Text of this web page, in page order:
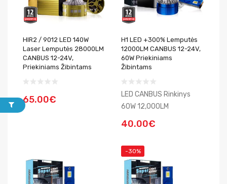
HIR2 / 9012 LED 140W
Laser Lemputės 28000LM
CANBUS 12-24V,
Priekiniams Žibintams
65.00€
H1 LED +300% Lemputės
12000LM CANBUS 12-24V,
60W Priekiniams
Žibintams
LED CANBUS Rinkinys
60W 12,000LM
40.00€
-30%